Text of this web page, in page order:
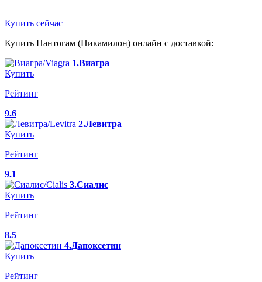
Купить сейчас
Купить Пантогам (Пикамилон) онлайн с доставкой:
1.Виагра
Купить
Рейтинг
9.6
2.Левитра
Купить
Рейтинг
9.1
3.Сиалис
Купить
Рейтинг
8.5
4.Дапоксетин
Купить
Рейтинг